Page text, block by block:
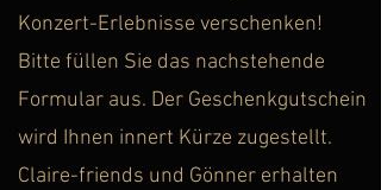
Konzert-Erlebnisse verschenken!
Bitte füllen Sie das nachstehende
Formular aus. Der Geschenkgutschein
wird Ihnen innert Kürze zugestellt.
Claire-friends und Gönner erhalten